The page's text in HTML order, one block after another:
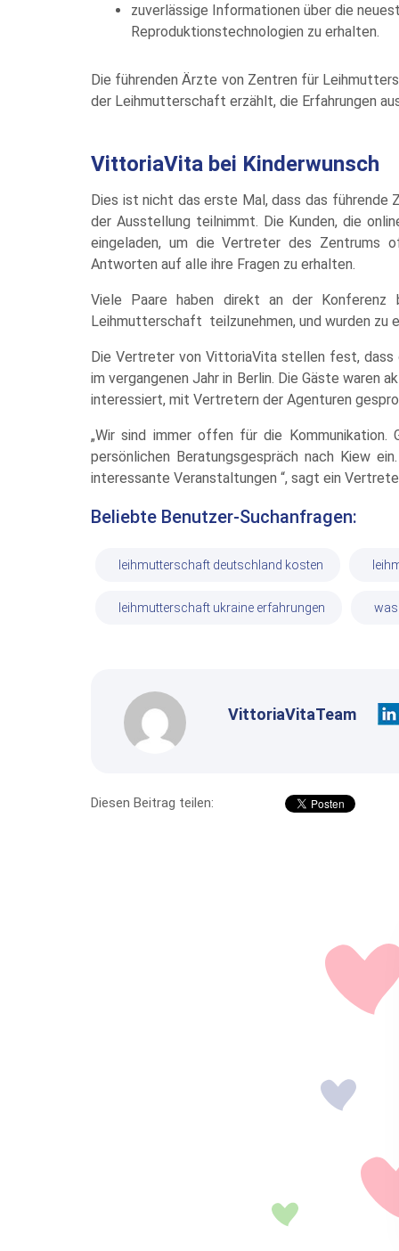
zuverlässige Informationen über die
Reproduktionstechnologien zu erhalten.
Die führenden Ärzte von Zentren für
der Leihmutterschaft erzählt, die Erfahrungen
VittoriaVita bei Kinderwunsch
Dies ist nicht das erste Mal, dass das führende
der Ausstellung teilnimmt. Die Kunden, die
eingeladen, um die Vertreter des Zentrums
Antworten auf alle ihre Fragen zu erhalten.
Viele Paare haben direkt an der Konferenz
Leihmutterschaft teilzunehmen, und wurden zu
Die Vertreter von VittoriaVita stellen fest, dass
im vergangenen Jahr in Berlin. Die Gäste waren
interessiert, mit Vertretern der Agenturen
„Wir sind immer offen für die
persönlichen Beratungsgespräch nach Kiew
interessante Veranstaltungen “, sagt ein
Beliebte Benutzer-Suchanfragen:
leihmutterschaft deutschland kosten
leihmutterschaft ukraine erfahrungen
VittoriaVitaTeam
Diesen Beitrag teilen: